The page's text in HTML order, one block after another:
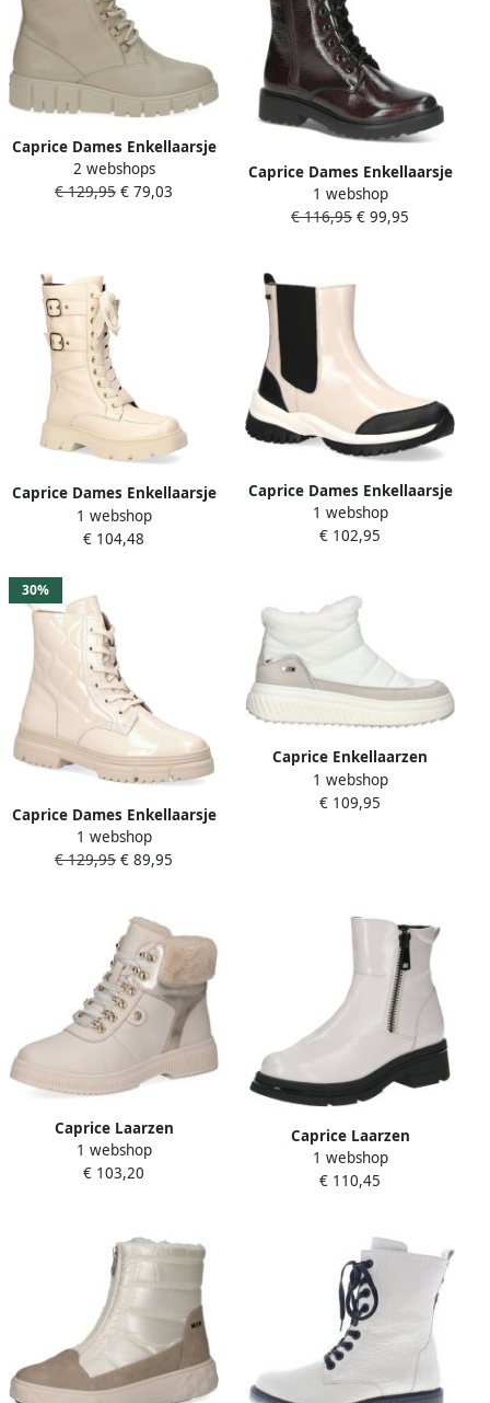
Caprice Dames Enkellaarsje
9-26207-41 123 G-breedte
2 webshops
€ 129,95 € 79,03
Caprice Dames Enkellaarsje
9-25217-43 546 G-breedte
1 webshop
€ 116,95 € 99,95
Caprice Dames Enkellaarsje
9 9 25270 29 123 G breedte
1 webshop
€ 104,48
Caprice Dames Enkellaarsje
9 9 26456 29 138 G breedte
1 webshop
€ 102,95
30%
Caprice Dames Enkellaarsje
9 9 25207 29 138 G breedte
1 webshop
€ 129,95 € 89,95
Caprice Enkellaarzen
1 webshop
€ 109,95
Caprice Laarzen
1 webshop
€ 103,20
Caprice Laarzen
Enkellaarzen
1 webshop
€ 110,45